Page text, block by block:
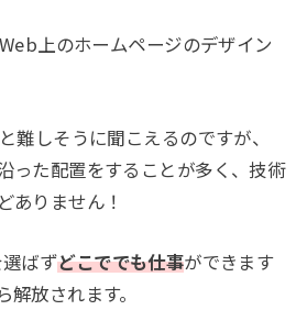
上のホームページのデザイン
難しそうに聞こえるのですが、
った配置をすることが多く、技術
ありません！
ばずどこででも仕事ができます
放されます。